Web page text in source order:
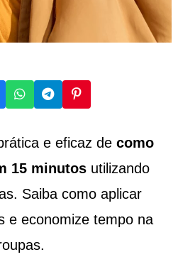
e eficaz de como
15 minutosutilizando
Saiba como aplicar
e economize tempo na